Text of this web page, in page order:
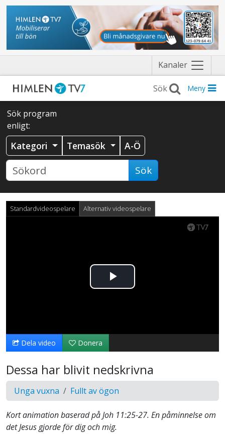
Kanaler Näytä
valikko
Meny
Sök program
enligt:
Kategori Temasök A-Ö
Sök
Standardvideospelare Alternativ videospelare
Spela
video
Dela video Donera
Dessa har blivit nedskrivna
Unga vuxna Fullt av ögon
Kort animation baserad på Joh 11:25-27. En påminnelse om
det Jesus gjorde för dig och mig.